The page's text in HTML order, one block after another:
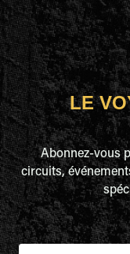
LE
Abonnez-vous
circuits,